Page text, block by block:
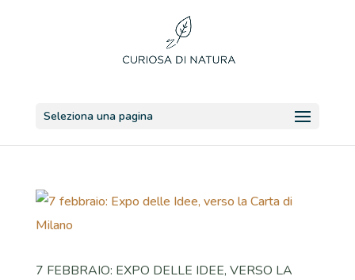
Seleziona una pagina
7 FEBBRAIO: EXPO DELLE IDEE, VERSO LA